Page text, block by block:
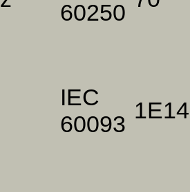
60250
IEC
60093
1E14